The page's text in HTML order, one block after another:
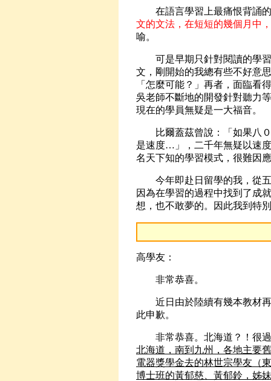
在語言學習上最痛恨背誦
文的文法，在短短的幾個月中
喻。
可是早期只針對閱讀的學習
文，剛開始的我總有些不好意
「怎麼可能？」再者，面臨看
吳老師不斷地的開發針對聽力
現在的學員無疑是一大福音。
比爾蓋茲曾說：「如果八０
是速度…」，二千年無疑以速
名天下知的學習模式，很難因
今年即赴日留學的我，從五
因為在學習的過程中找到了成
想，也不敢夢的。因此我到特
高學友：
非常恭喜。
近日由於陸續有幾本教材再
此申歉。
非常恭喜。北海道？！很過
北海道，南到九州，各地主要
電器獎學金去的林世宗學友（
博士班的黃郁慈、黃郁鈴，姊